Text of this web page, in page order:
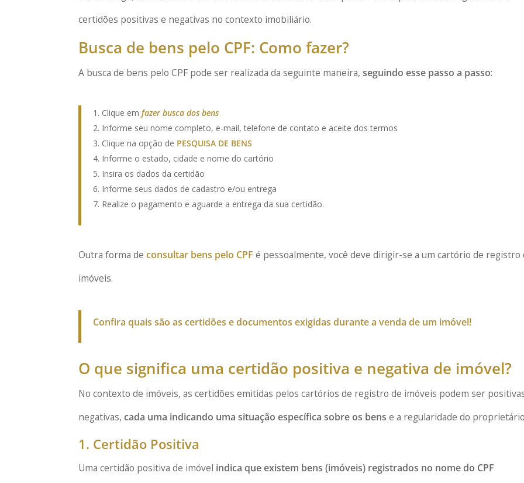
certidões positivas e negativas no contexto imobiliário.
Busca de bens pelo CPF: Como fazer?
A busca de bens pelo CPF pode ser realizada da seguinte maneira, seguindo esse passo a passo:
Clique emfazer busca dos bens
Informe seu nome completo, e-mail, telefone de contato e aceite dos termos
Clique na opção de PESQUISA DE BENS
Informe o estado, cidade e nome do cartório
Insira os dados da certidão
Informe seus dados de cadastro e/ou entrega
Realize o pagamento e aguarde a entrega da sua certidão.
Outra forma deconsultar bens pelo CPF é pessoalmente, você deve dirigir-se a um cartório de registro
imóveis.
Confira quais são as certidões e documentos exigidas durante a venda de um imóvel!
O que significa uma certidão positiva e negativa de imóvel?
No contexto de imóveis, as certidões emitidas pelos cartórios de registro de imóveis podem ser
negativas,cada uma indicando uma situação específica sobre os bens e a regularidade do
1. Certidão Positiva
Uma certidão positiva de imóvel indica que existem bens (imóveis) registrados no nome do CPF